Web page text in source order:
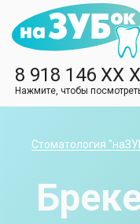
8 918 146 XX
Нажмите, чтобы
Стоматология